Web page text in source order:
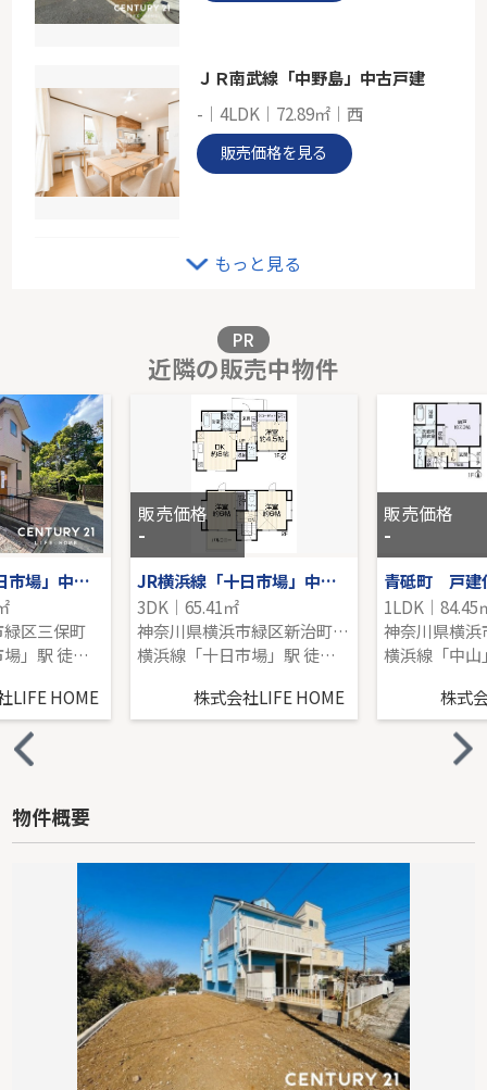
ＪＲ南武線「中野島」中古戸建
-｜4LDK｜72.89㎡｜西
販売価格を見る
販売価格を見る
ＪＲ南武線「武蔵中原」新築戸建
-｜3LDK｜78.24㎡｜南東
販売価格を見る
もっと見る
PR
近隣の販売中物件
JR横浜線「十日市場」中古戸建
区三保町
横浜線「十日市場」駅 徒歩20分
LIFE HOME
販売価格
-
JR横浜線「十日市場」中古戸建
3DK｜65.41㎡
神奈川県横浜市緑区新治町666-5
横浜線「十日市場」駅 徒歩14分
株式会社LIFE HOME
販売価格
-
青砥町 戸建
1LDK｜84.45
神奈川県横
横浜線「中山
株式
物件概要